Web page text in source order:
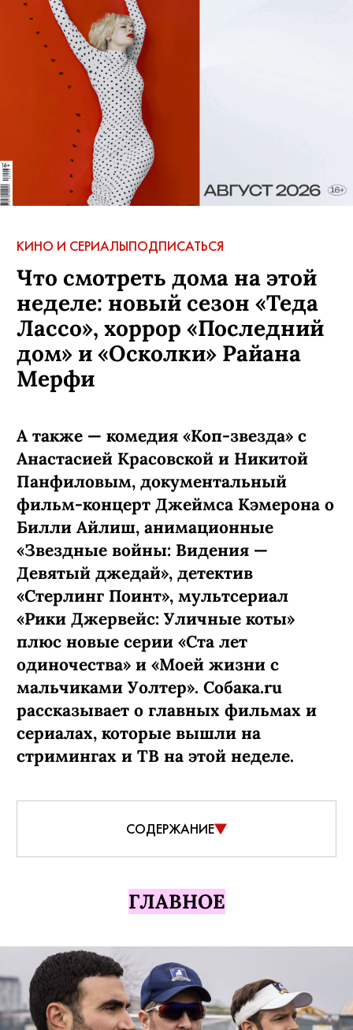
КИНО И СЕРИАЛЫПОДПИСАТЬСЯ
Что смотреть дома на этой
неделе: новый сезон «Теда
Лассо», хоррор «Последний
дом» и «Осколки» Райана
Мерфи
А также — комедия «Коп-звезда» с
Анастасией Красовской и Никитой
Панфиловым, документальный
фильм-концерт Джеймса Кэмерона о
Билли Айлиш, анимационные
«Звездные войны: Видения —
Девятый джедай», детектив
«Стерлинг Поинт», мультсериал
«Рики Джервейс: Уличные коты»
плюс новые серии «Ста лет
одиночества» и «Моей жизни с
мальчиками Уолтер». Собака.ru
рассказывает о главных фильмах и
сериалах, которые вышли на
стримингах и ТВ на этой неделе.
СОДЕРЖАНИЕ
ГЛАВНОЕ